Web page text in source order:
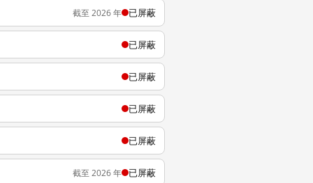
截至 2026 年 已屏蔽
已屏蔽
已屏蔽
已屏蔽
已屏蔽
截至 2026 年 已屏蔽